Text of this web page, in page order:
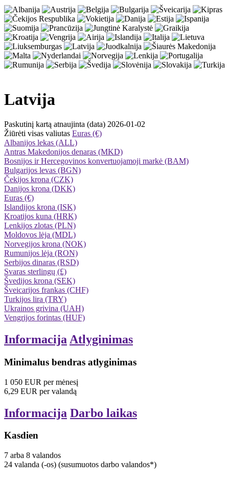
Latvija
Paskutinį kartą atnaujinta (data) 2026-01-02
Žiūrėti visas valiutas Euras (€)
Albanijos lekas (ALL)
Antras Makedonijos denaras (MKD)
Bosnijos ir Hercegovinos konvertuojamoji markė (BAM)
Bulgarijos levas (BGN)
Čekijos krona (CZK)
Danijos krona (DKK)
Euras (€)
Islandijos krona (ISK)
Kroatijos kuna (HRK)
Lenkijos zlotas (PLN)
Moldovos lėja (MDL)
Norvegijos krona (NOK)
Rumunijos lėja (RON)
Serbijos dinaras (RSD)
Svaras sterlingų (£)
Švedijos krona (SEK)
Šveicarijos frankas (CHF)
Turkijos lira (TRY)
Ukrainos grivina (UAH)
Vengrijos forintas (HUF)
Informacija Atlyginimas
Minimalus bendras atlyginimas
1 050 EUR per mėnesį
6,29 EUR per valandą
Informacija Darbo laikas
Kasdien
7 arba 8 valandos
24 valanda (-os) (susumuotos darbo valandos*)